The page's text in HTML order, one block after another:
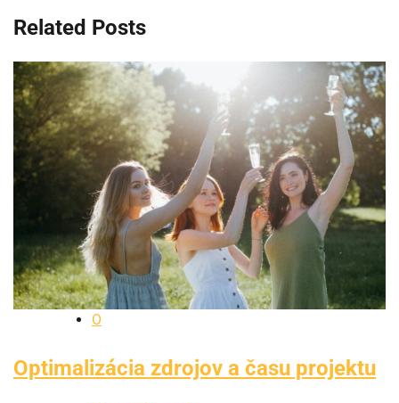
Related Posts
O
Optimalizácia zdrojov a času projektu